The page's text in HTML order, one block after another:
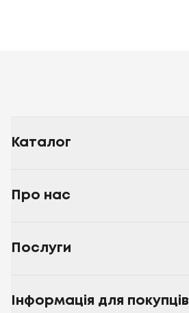
Каталог
Про нас
Послуги
Інформація для покупців